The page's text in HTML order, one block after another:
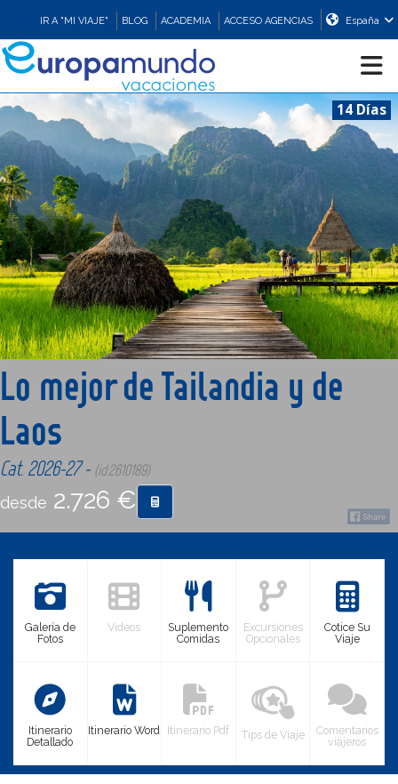
IR A "MI VIAJE" BLOG ACADEMIA ACCESO AGENCIAS España
CRUCEROS
EUROPA
ASIA
ORIENTE
PROMOCIONES
COMPRAR
14 Días
Lo mejor de Tailandia y de
Laos
Cat. 2026-27 - (id:2610189)
desde 2.726 €
Galería de
Fotos
Videos
Suplemento
Comidas
Excursiones
Opcionales
Cotice Su
Viaje
Itinerario
Detallado
Itinerario Word Itinerario Pdf Tips de Viaje
Comentarios
viajeros